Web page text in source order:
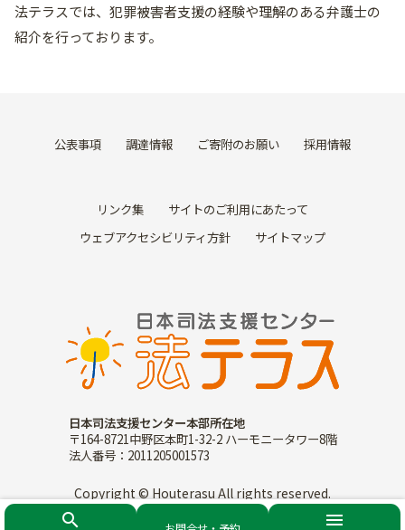
search menu
法テラスでは、犯罪被害者支援の経験や理解のある弁護士の
紹介を行っております。
公表事項 調達情報 ご寄附のお願い 採用情報
リンク集
サイトのご利用にあたって
ウェブアクセシビリティ方針
サイトマップ
日本司法支援センター本部所在地
〒164-8721中野区本町1-32-2 ハーモニータワー8階
法人番号：2011205001573
Copyright © Houterasu All rights reserved.